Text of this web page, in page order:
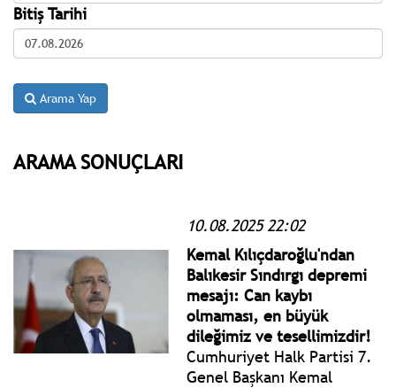
Bitiş Tarihi
Arama Yap
ARAMA SONUÇLARI
10.08.2025 22:02
Kemal Kılıçdaroğlu'ndan
Balıkesir Sındırgı depremi
mesajı: Can kaybı
olmaması, en büyük
dileğimiz ve tesellimizdir!
Cumhuriyet Halk Partisi 7.
Genel Başkanı Kemal